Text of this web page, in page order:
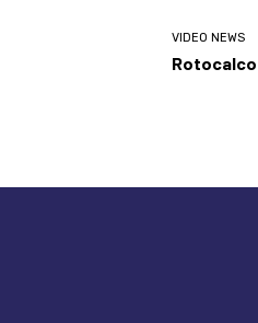
VIDEO NEWS
Rotocalco